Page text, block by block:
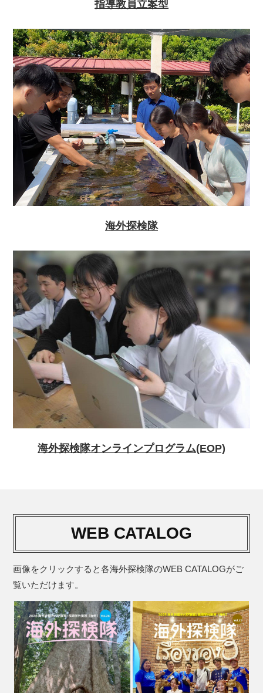
指導教員立案型
海外探検隊
海外探検隊オンラインプログラム(EOP)
WEB CATALOG
画像をクリックすると各海外探検隊のWEB CATALOGがご
覧いただけます。